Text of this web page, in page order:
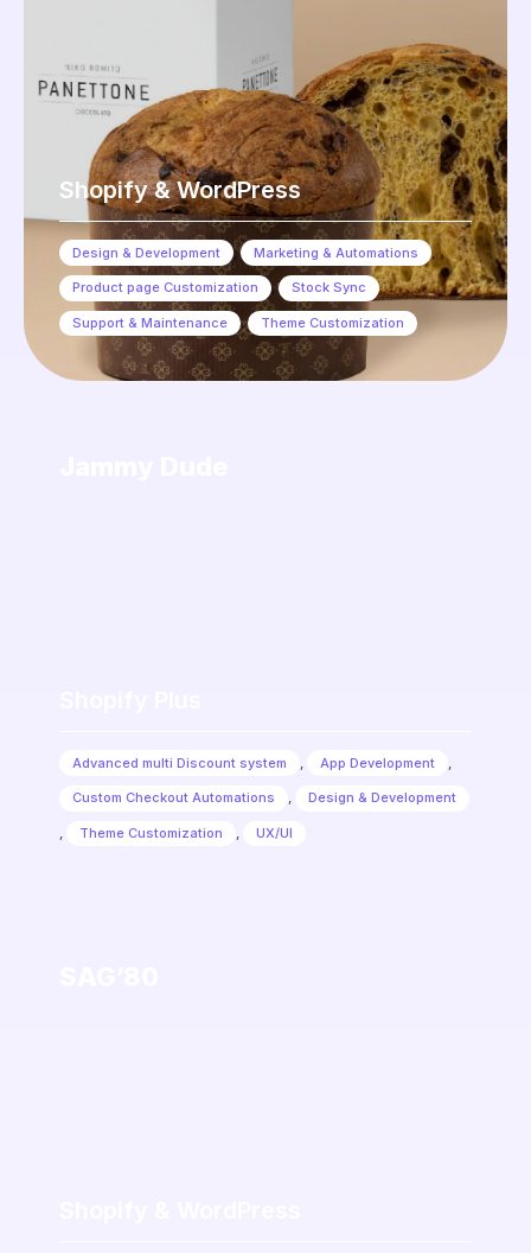
Shopify & WordPress
Design & Development , Marketing & Automations
Product page Customization , Stock Sync ,
Support & Maintenance , Theme Customization
Advanced multi Discount system App Development
Custom Checkout Automations , Design & Development
, Theme Customization , UX/UI